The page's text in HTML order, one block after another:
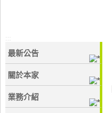
:::
最新公告
關於本家
業務介紹